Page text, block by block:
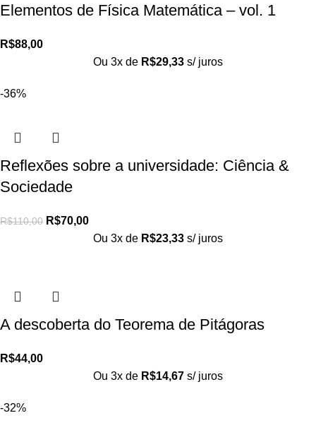
Elementos de Física Matemática – vol. 1
R$88,00
Ou 3x de R$29,33 s/ juros
-36%
Reflexões sobre a universidade: Ciência &
Sociedade
R$110,00 R$70,00
Ou 3x de R$23,33 s/ juros
A descoberta do Teorema de Pitágoras
R$44,00
Ou 3x de R$14,67 s/ juros
-32%